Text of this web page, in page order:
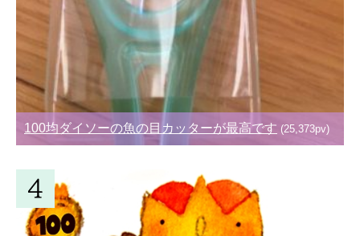
100均ダイソーの魚の目カッターが最高です (25,373pv)